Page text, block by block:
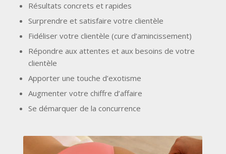
Résultats concrets et rapides
Surprendre et satisfaire votre clientèle
Fidéliser votre clientèle (cure d’amincissement)
Répondre aux attentes et aux besoins de votre
clientèle
Apporter une touche d’exotisme
Augmenter votre chiffre d’affaire
Se démarquer de la concurrence